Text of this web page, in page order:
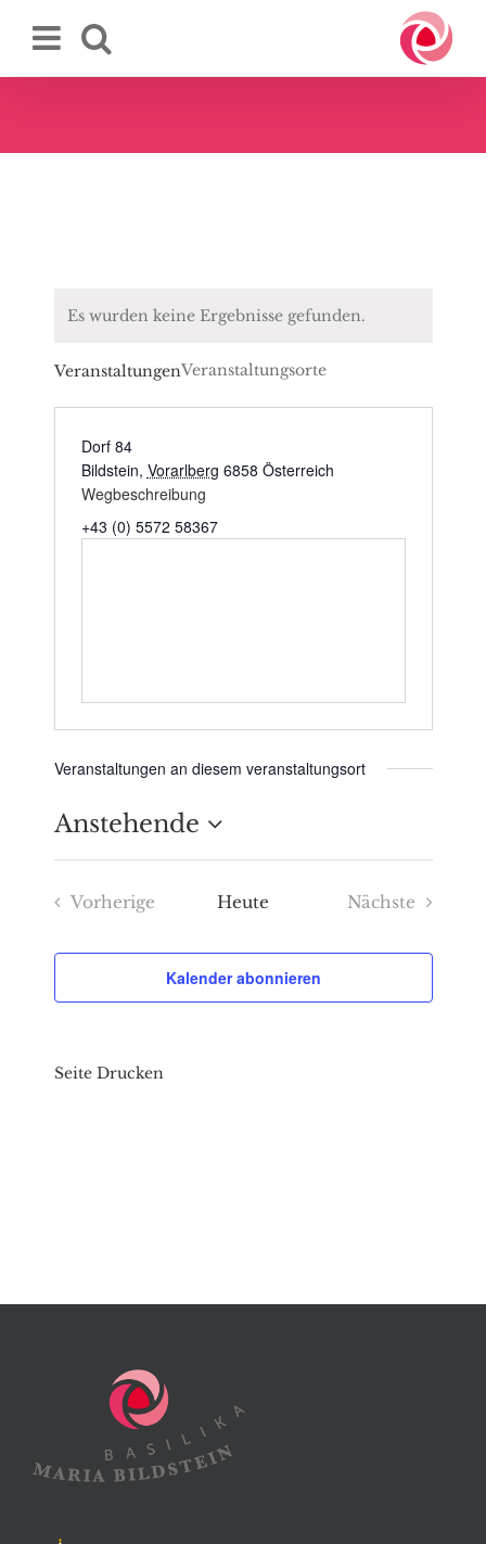
Inhalt
Es wurden keine Ergebnisse gefunden.
VeranstaltungenVeranstaltungsorte
Dorf 84
Bildstein, Vorarlberg 6858 Österreich
Wegbeschreibung
+43 (0) 5572 58367
Veranstaltungen an diesem veranstaltungsort
Anstehende
Datum
wählen.
Vorherige
Heute
Nächste
Kalender abonnieren
Seite Drucken